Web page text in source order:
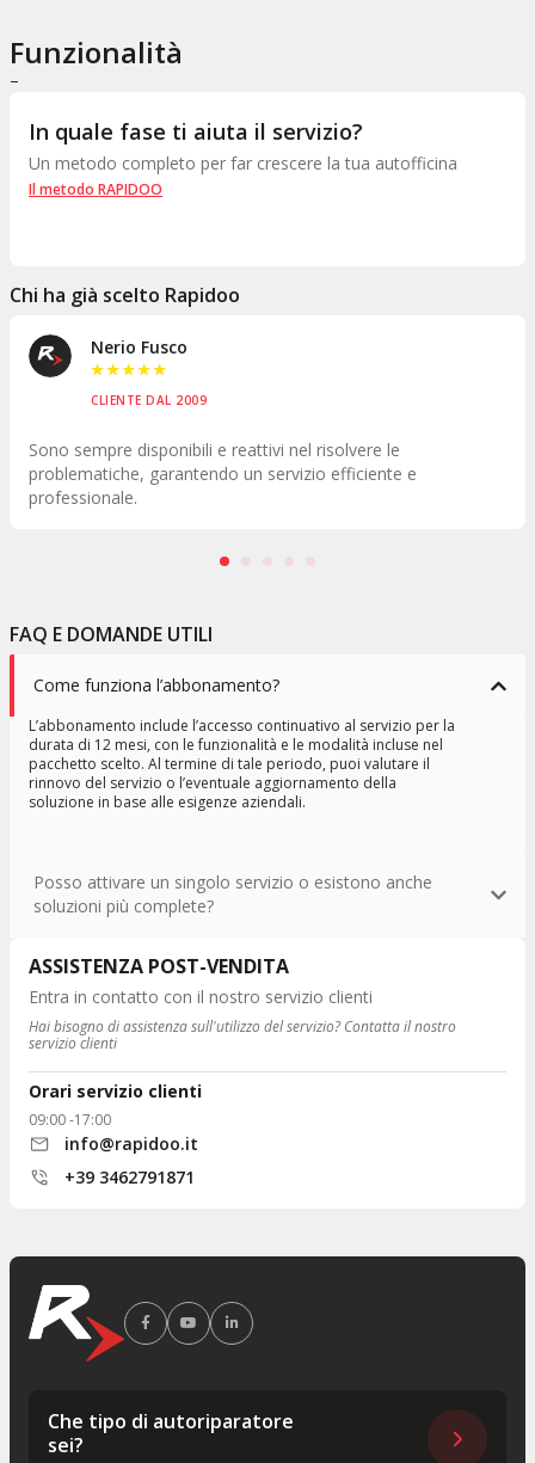
Funzionalità
–
In quale fase ti aiuta il servizio?
Un metodo completo per far crescere la tua autofficina
Il metodo RAPIDOO
Chi ha già scelto Rapidoo
risolvere le
efficiente e
Dietro ci sono persone pronte ad
risolvere problemi e questo va al di
FAQ E DOMANDE UTILI
Come funziona l’abbonamento?
L’abbonamento include l’accesso continuativo al servizio per la
durata di 12 mesi, con le funzionalità e le modalità incluse nel
pacchetto scelto. Al termine di tale periodo, puoi valutare il
rinnovo del servizio o l’eventuale aggiornamento della
soluzione in base alle esigenze aziendali.
Posso attivare un singolo servizio o esistono anche
soluzioni più complete?
ASSISTENZA POST-VENDITA
Entra in contatto con il nostro servizio clienti
Hai bisogno di assistenza sull'utilizzo del servizio? Contatta il nostro
servizio clienti
Orari servizio clienti
09:00 -17:00
info@rapidoo.it
+39 3462791871
Che tipo di autoriparatore
sei?